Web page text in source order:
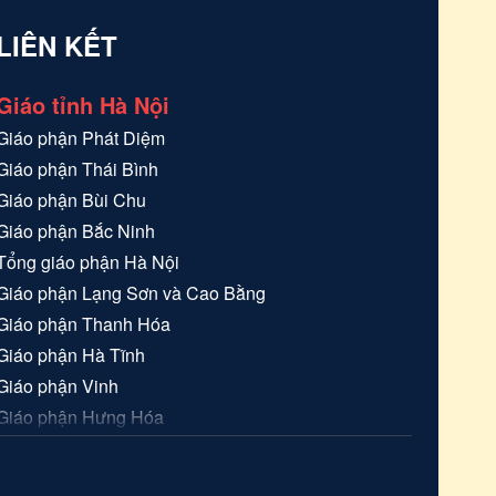
KẾT
tỉnh Hà Nội
phận Phát Diệm
phận Thái Bình
phận Bùi Chu
phận Bắc Ninh
giáo phận Hà Nội
phận Lạng Sơn và Cao Bằng
phận Thanh Hóa
phận Hà Tĩnh
phận Vinh
phận Hưng Hóa